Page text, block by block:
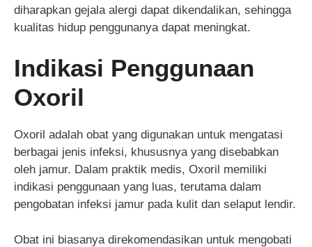
diharapkan gejala alergi dapat dikendalikan, sehingga
kualitas hidup penggunanya dapat meningkat.
Indikasi Penggunaan
Oxoril
Oxoril adalah obat yang digunakan untuk mengatasi
berbagai jenis infeksi, khususnya yang disebabkan
oleh jamur. Dalam praktik medis, Oxoril memiliki
indikasi penggunaan yang luas, terutama dalam
pengobatan infeksi jamur pada kulit dan selaput lendir.
Obat ini biasanya direkomendasikan untuk mengobati